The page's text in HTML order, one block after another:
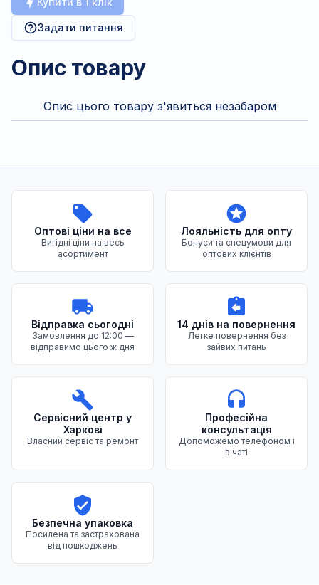
Задати питання
Опис товару
Опис цього товару з'явиться незабаром
Переваги нашого магазину
Оптові ціни на все
Вигідні ціни на весь
асортимент
Лояльність для опту
Бонуси та спецумови для
оптових клієнтів
Відправка сьогодні
Замовлення до 12:00 —
відправимо цього ж дня
14 днів на повернення
Легке повернення без
зайвих питань
Сервісний центр у
Харкові
Власний сервіс та ремонт
Професійна
консультація
Допоможемо телефоном і
в чаті
Безпечна упаковка
Посилена та застрахована
від пошкоджень